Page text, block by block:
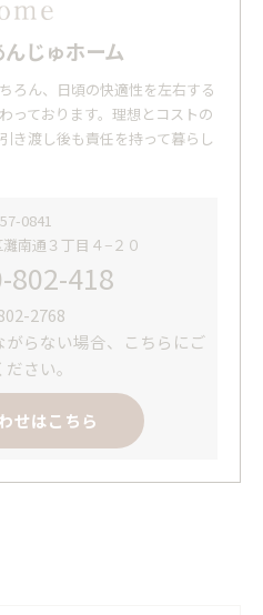
じゅホーム
ろん、日頃の快適性を左右する
っております。理想とコストの
き渡し後も責任を持って暮らし
0841
南通３丁目４−２０
802-418
2768
らない場合、こちらにご
さい。
せはこちら